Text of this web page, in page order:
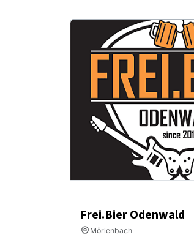
Frei.Bier Odenwald
Mörlenbach